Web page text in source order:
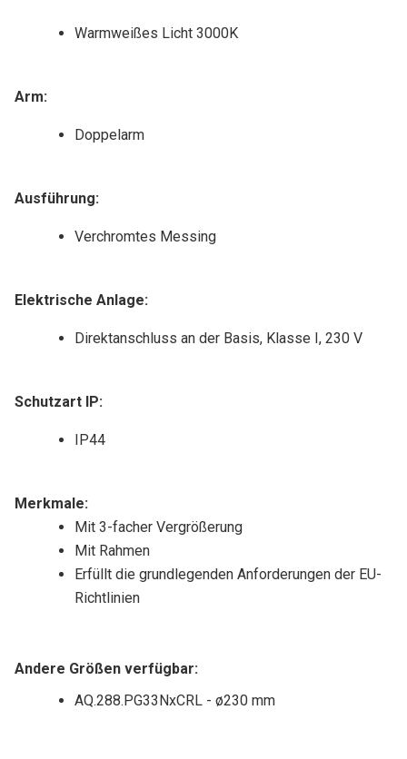
Warmweißes Licht 3000K
Arm:
Doppelarm
Ausführung:
Verchromtes Messing
Elektrische Anlage:
Direktanschluss an der Basis, Klasse I, 230 V
Schutzart IP:
IP44
Merkmale:
Mit 3-facher Vergrößerung
Mit Rahmen
Erfüllt die grundlegenden Anforderungen der EU-
Richtlinien
Andere Größen verfügbar:
AQ.288.PG33NxCRL - ø230 mm